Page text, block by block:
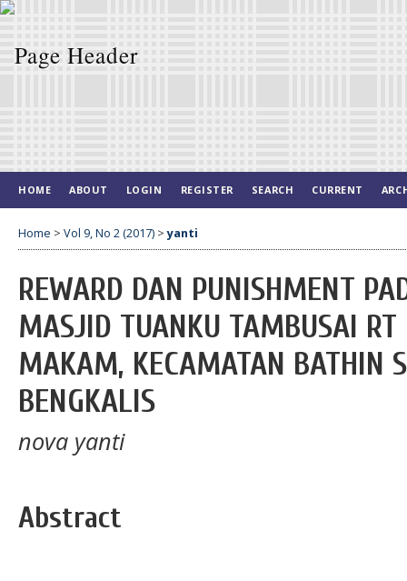
HOME ABOUT LOGIN REGISTER SEARCH CURRENT
Home > Vol 9, No 2 (2017) >yanti
REWARD DAN PUNISHMENT
MASJID TUANKU TAMBUSAI
MAKAM, KECAMATAN BATHIN
BENGKALIS
nova yanti
Abstract